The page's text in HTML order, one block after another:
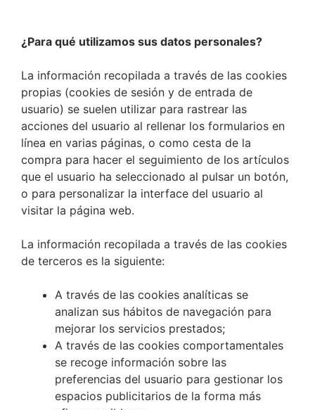
¿Para qué utilizamos sus datos personales?
La información recopilada a través de las cookies
propias (cookies de sesión y de entrada de
usuario) se suelen utilizar para rastrear las
acciones del usuario al rellenar los formularios en
línea en varias páginas, o como cesta de la
compra para hacer el seguimiento de los artículos
que el usuario ha seleccionado al pulsar un botón,
o para personalizar la interface del usuario al
visitar la página web.
La información recopilada a través de las cookies
de terceros es la siguiente:
A través de las cookies analíticas se
analizan sus hábitos de navegación para
mejorar los servicios prestados;
A través de las cookies comportamentales
se recoge información sobre las
preferencias del usuario para gestionar los
espacios publicitarios de la forma más